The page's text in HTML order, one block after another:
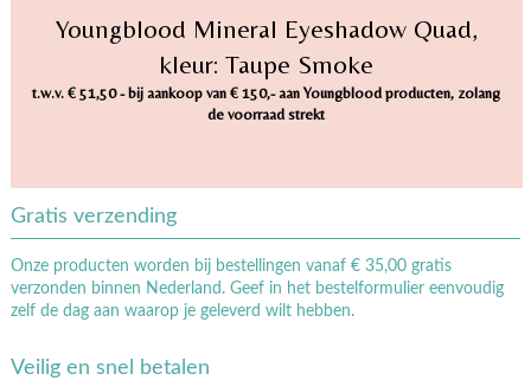
Youngblood Mineral Eyeshadow Quad,
kleur: Taupe Smoke
t.w.v. € 51,50 - bij aankoop van € 150,- aan Youngblood producten, zolang
de voorraad strekt
Gratis verzending
Onze producten worden bij bestellingen vanaf € 35,00 gratis
verzonden binnen Nederland. Geef in het bestelformulier eenvoudig
zelf de dag aan waarop je geleverd wilt hebben.
Veilig en snel betalen